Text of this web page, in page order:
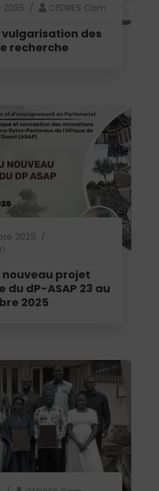
CEDRES Com
des
recherche
2025
nouveau projet
du dP-ASAP 23 au
2025